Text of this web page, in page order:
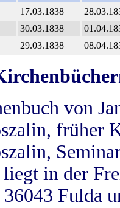
17.03.1838
30.03.1838
29.03.1838
von
früher
in der
Fulda